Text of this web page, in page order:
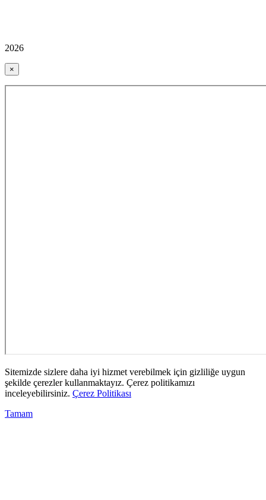
2026
×
Sitemizde sizlere daha iyi hizmet verebilmek için gizliliğe uygun
şekilde çerezler kullanmaktayız. Çerez politikamızı
inceleyebilirsiniz. Çerez Politikası
Tamam